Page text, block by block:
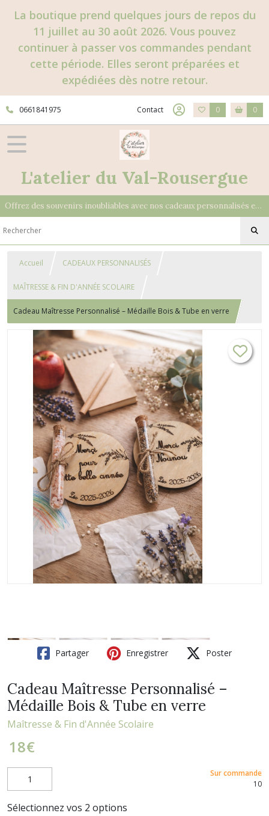
La boutique prend quelques jours de repos du
11 juillet au 30 août 2026. Vous pouvez
continuer à passer vos commandes pendant
cette période. Elles seront préparées et
expédiées dès notre retour.
0661841975 Contact 0 0
L'atelier du Val-Rousergue
Offrez des souvenirs inoubliables avec nos cadeaux personnalisés et uniques
Accueil CADEAUX PERSONNALISÉS
MAÎTRESSE & FIN D'ANNÉE SCOLAIRE
Cadeau Maîtresse Personnalisé – Médaille Bois & Tube en verre
Partager Enregistrer Poster
Cadeau Maîtresse Personnalisé –
Médaille Bois & Tube en verre
Maîtresse & Fin d'Année Scolaire
18€
Sur commande
10
Sélectionnez vos 2 options